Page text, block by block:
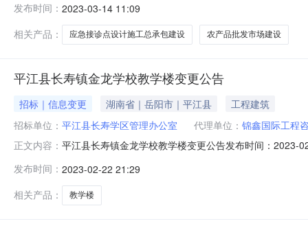
司联系电话：0730-7623859监管部门：平江县住房和城
发布时间： 2023-03-14 11:09
相关产品：
应急接诊点设计施工总承包建设 农产品批发市场建设
平江县长寿镇金龙学校教学楼变更公告
招标｜信息变更 湖南省｜岳阳市｜平江县
工程建筑
招标单位： 平江县长寿学区管理办公室 代理单位： 锦鑫国际工程
正文内容： 平江县长寿镇金龙学校教学楼变更公告发布时间：2023-
02月07日在湖南省招标投标监管网和岳阳市公共资源交
于原始的财评清单为两
发布时间： 2023-02-22 21:29
相关产品：
教学楼